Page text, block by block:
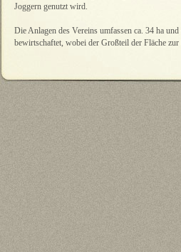
Joggern genutzt wird.
Die Anlagen des Vereins umfassen ca. 34 ha
bewirtschaftet, wobei der Großteil der Fläche